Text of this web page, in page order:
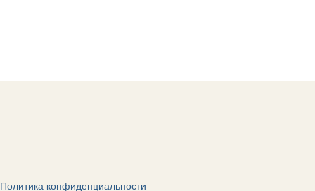
Политика конфиденциальности